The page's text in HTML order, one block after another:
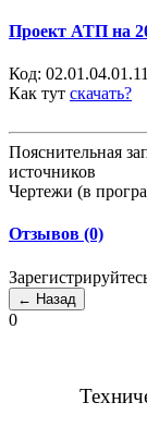
Проект АТП на
Код:
Как тут скачать?
Пояснительная
источников
Чертежи (в
Отзывов (0)
0